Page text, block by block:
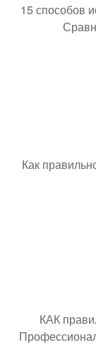
15 способов
Как
КАК